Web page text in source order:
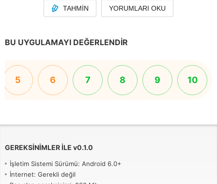
TAHMIN YORUMLARI OKU
BU UYGULAMAYI DEĞERLENDIR
5 6 7 8 9 10
GEREKSINIMLER ILE v0.1.0
İşletim Sistemi Sürümü: Android 6.0+
İnternet: Gerekli değil